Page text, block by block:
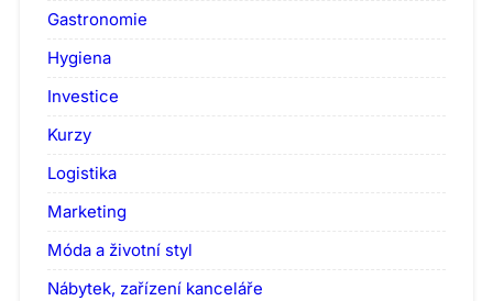
Gastronomie
Hygiena
Investice
Kurzy
Logistika
Marketing
Móda a životní styl
Nábytek, zařízení kanceláře